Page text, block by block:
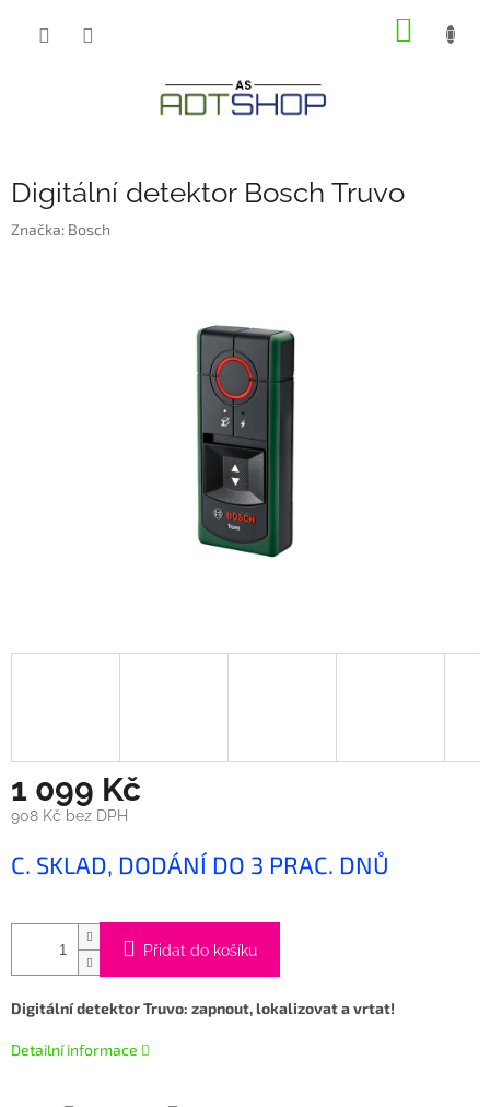
Digitální detektor Bosch Truvo
Značka: Bosch
1 099 Kč
908 Kč bez DPH
cena:
C. SKLAD, DODÁNÍ DO 3 PRAC. DNŮ
Přidat do košíku
Digitální detektor Truvo: zapnout, lokalizovat a vrtat!
Detailní informace